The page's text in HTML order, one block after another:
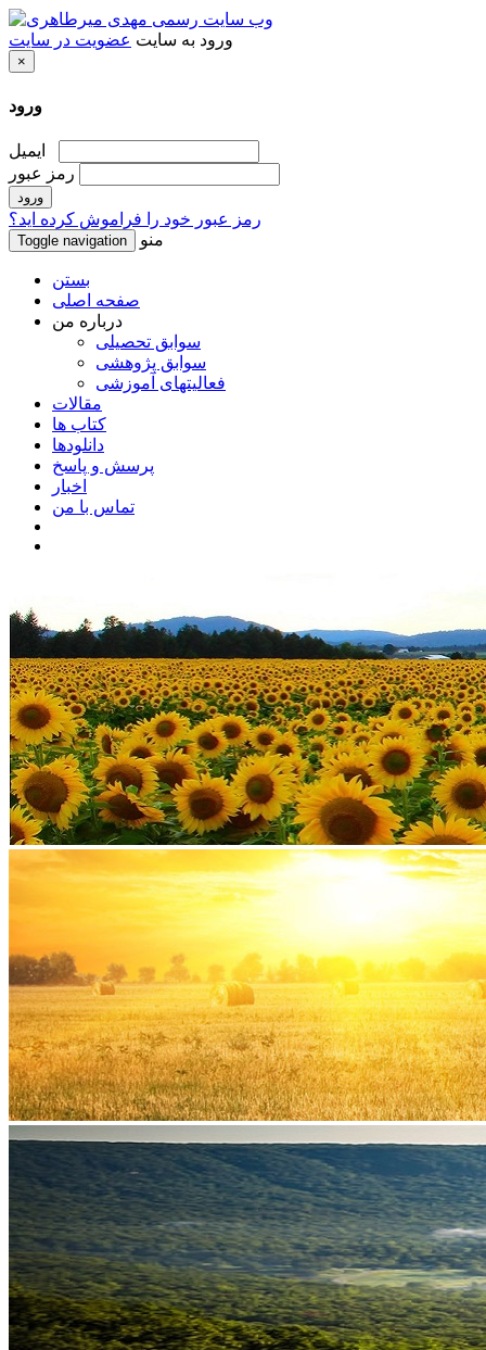
ورود به سایت عضویت در سایت
×
ورود
رمز عبور
رمز عبور خود را فراموش کرده اید؟
Toggle navigation منو
بستن
صفحه اصلی
درباره من
سوابق تحصیلی
سوابق پژوهشی
فعالیتهای آموزشی
مقالات
کتاب ها
دانلودها
پرسش و پاسخ
اخبار
تماس با من